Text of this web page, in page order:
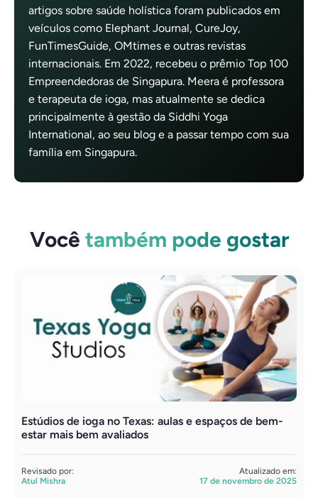
artigos sobre saúde holística foram publicados em
veículos como Elephant Journal, CureJoy,
FunTimesGuide, OMtimes e outras revistas
internacionais. Em 2022, recebeu o prêmio Top 100
Empreendedoras de Singapura. Meera é professora
e terapeuta de ioga, mas atualmente se dedica
principalmente à gestão da Siddhi Yoga
International, ao seu blog e a passar tempo com sua
família em Singapura.
Você também pode gostar
Estúdios de ioga no Texas: aulas e espaços de bem-
estar mais bem avaliados
Revisado por:
Atul Mishra
Atualizado em:
17 de novembro de 2025